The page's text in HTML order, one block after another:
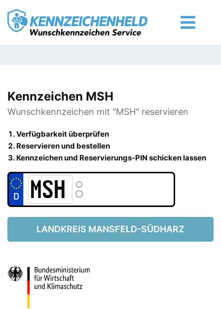
Kennzeichen MSH
Wunschkennzeichen mit "MSH" reservieren
Verfügbarkeit überprüfen
Reservieren und bestellen
Kennzeichen und Reservierungs-PIN schicken lassen
LANDKREIS MANSFELD-SÜDHARZ